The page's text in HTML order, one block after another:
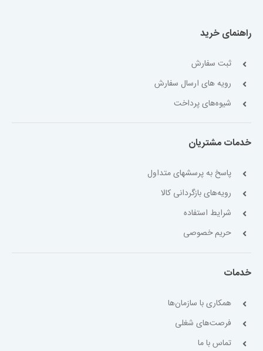
راهنمای خرید
ثبت سفارش
رویه های ارسال سفارش
شیوه‌های پرداخت
خدمات مشتریان
پاسخ به پرسشهای متداول
رویه‌های بازگردانی کالا
شرایط استفاده
حریم خصوصی
خدمات
همکاری با سازمان‌ها
فرصت‌های شغلی
تماس با ما